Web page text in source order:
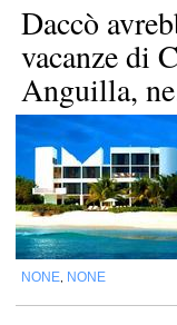
Daccò
vacanze di
Anguilla,
NONE NONE